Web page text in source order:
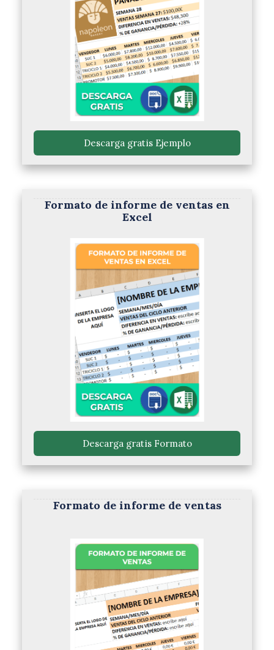
Descarga gratis Ejemplo
Formato de informe de ventas en
Excel
Descarga gratis Formato
Formato de informe de ventas